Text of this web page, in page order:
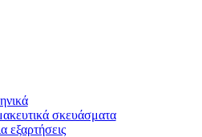
σκευάσματα
εξαρτήσεις